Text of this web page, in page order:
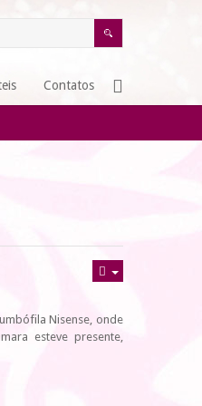
Contatos
Nisense, onde
esteve presente,